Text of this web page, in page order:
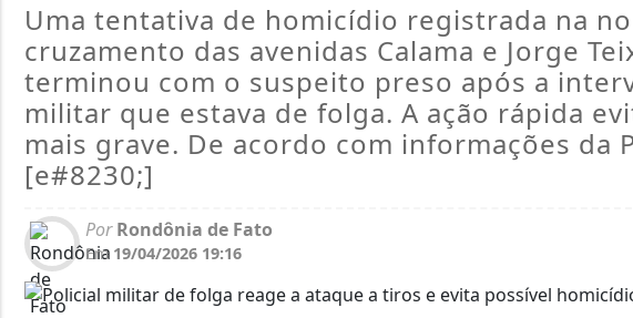
Uma tentativa de homicídio registrada na
cruzamento das avenidas Calama e Jorge
terminou com o suspeito preso após a
militar que estava de folga. A ação rápida
mais grave. De acordo com informações da
[e#8230;]
PorRondônia de Fato
Em19/04/2026 19:16